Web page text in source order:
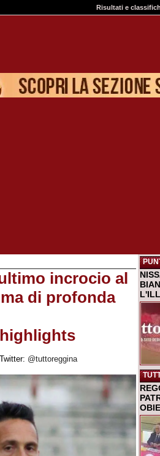
Risultati e
incrocio al
di profonda
@tuttoreggina